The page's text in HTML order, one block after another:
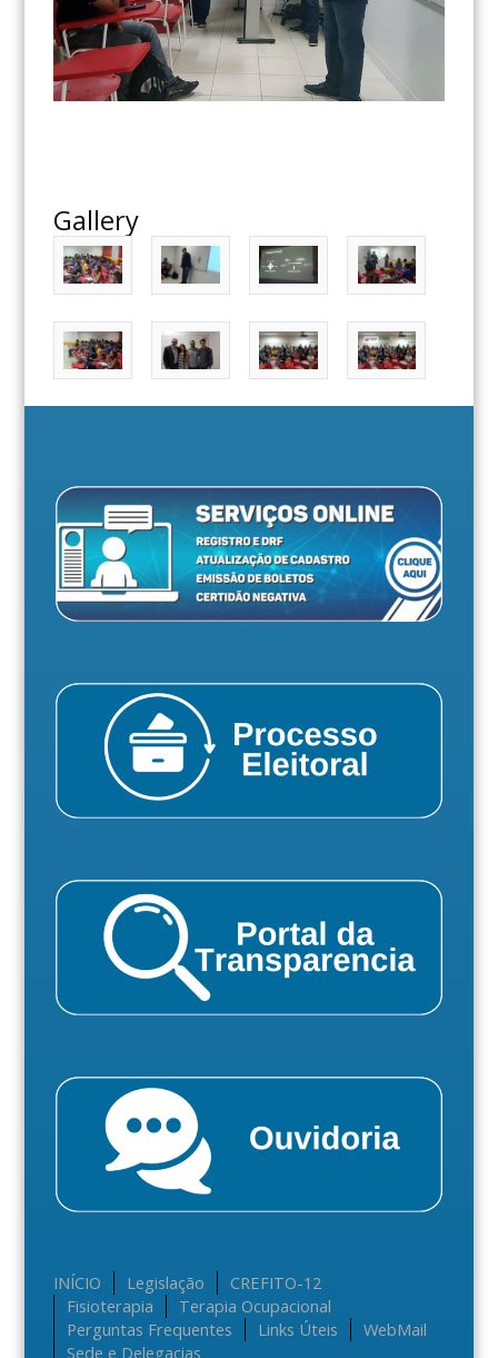
Gallery
INÍCIO Legislação
CREFITO-12
Fisioterapia
Terapia Ocupacional
Perguntas Frequentes
Links Úteis
WebMail
Sede e Delegacias